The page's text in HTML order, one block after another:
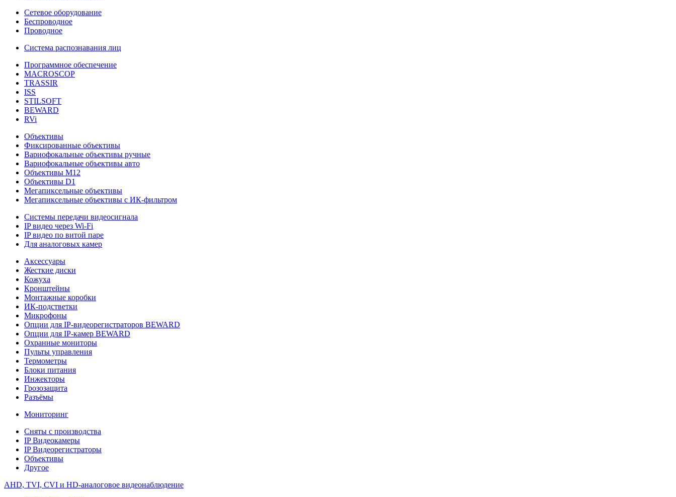
Сетевое оборудование
Беспроводное
Проводное
Система распознавания лиц
Программное обеспечение
MACROSCOP
TRASSIR
ISS
STILSOFT
BEWARD
RVi
Объективы
Фиксированные объективы
Вариофокальные объективы ручные
Вариофокальные объективы авто
Объективы М12
Объективы D1
Мегапиксельные объективы
Мегапиксельные объективы с ИК-фильтром
Системы передачи видеосигнала
IP видео через Wi-Fi
IP видео по витой паре
Для аналоговых камер
Аксессуары
Жесткие диски
Кожуха
Кронштейны
Монтажные коробки
ИК-подстветки
Микрофоны
Опции для IP-видеорегистраторов BEWARD
Опции для IP-камер BEWARD
Охранные мониторы
Пульты управления
Термометры
Блоки питания
Инжекторы
Грозозащита
Разъёмы
Мониторинг
Сняты с производства
IP Видеокамеры
IP Видеорегистраторы
Объективы
Другое
AHD, TVI, CVI и HD-аналоговое видеонаблюдение